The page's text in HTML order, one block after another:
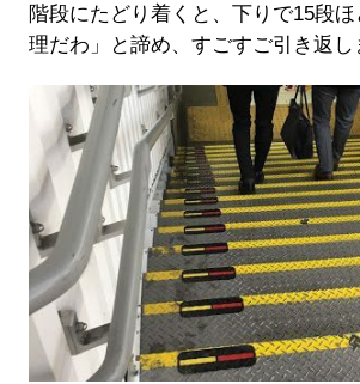
階段にたどり着くと、下りで15段
理だわ」と諦め、すごすご引き返し